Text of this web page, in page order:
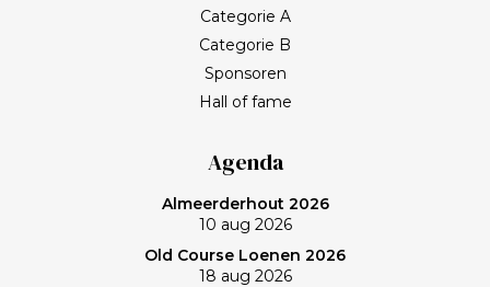
Categorie A
Categorie B
Sponsoren
Hall of fame
Agenda
Almeerderhout 2026
10 aug 2026
Old Course Loenen 2026
18 aug 2026